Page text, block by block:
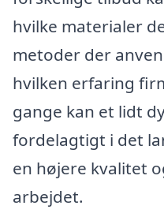
hvilke materialer
metoder der
hvilken erfaring
gange kan et lidt
fordelagtigt i det
en højere kvalitet
arbejdet.